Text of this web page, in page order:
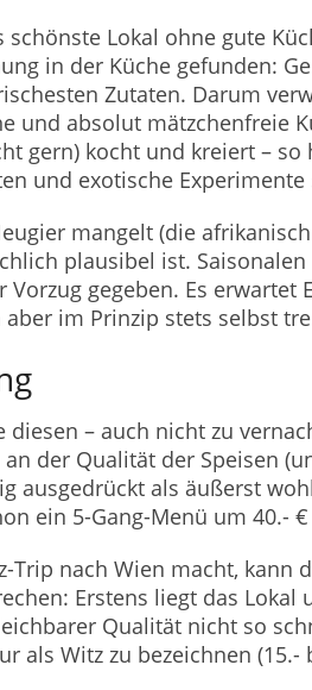
schönste Lokal ohne gute
in der Küche gefunden:
Zutaten. Darum
und absolut mätzchenfreie
gern) kocht und kreiert – so
und exotische
mangelt (die
plausibel ist.
gegeben. Es
aber im Prinzip stets selbst
diesen – auch nicht zu
an der Qualität der Speisen
ausgedrückt als äußerst
ein 5-Gang-Menü um 40.- €
Trip nach Wien macht, kann
Erstens liegt das
Qualität nicht so
als Witz zu bezeichnen (15.-